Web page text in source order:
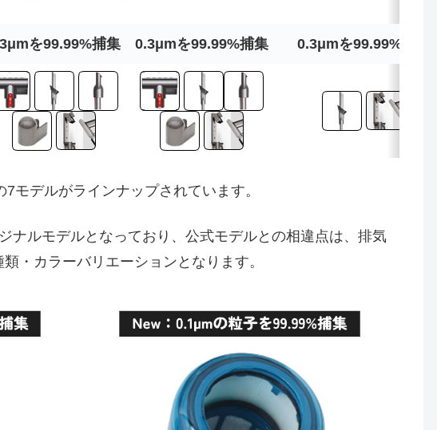
を99.99%捕集 0.3μmを99.99%捕集 0.3μmを99.99%捕集
モデルがラインナップされています。
ナルモデルとなっており、公式モデルとの相違点は、排気
・カラーバリエーションとなります。